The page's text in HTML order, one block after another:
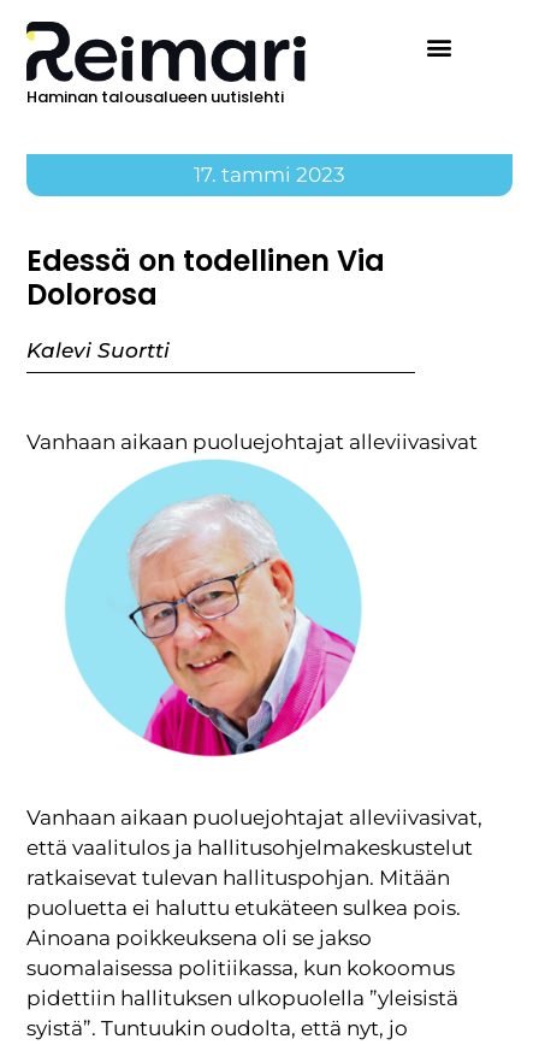
Haminan talousalueen uutislehti
17. tammi 2023
Edessä on todellinen Via
Dolorosa
Kalevi Suortti
Vanhaan aikaan puoluejohtajat alleviivasivat
Vanhaan aikaan puoluejohtajat alleviivasivat,
että vaalitulos ja hallitusohjelmakeskustelut
ratkaisevat tulevan hallituspohjan. Mitään
puoluetta ei haluttu etukäteen sulkea pois.
Ainoana poikkeuksena oli se jakso
suomalaisessa politiikassa, kun kokoomus
pidettiin hallituksen ulkopuolella ”yleisistä
syistä”. Tuntuukin oudolta, että nyt, jo